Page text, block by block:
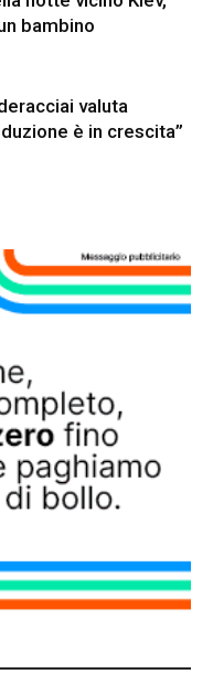
bambino
valuta
è in crescita”